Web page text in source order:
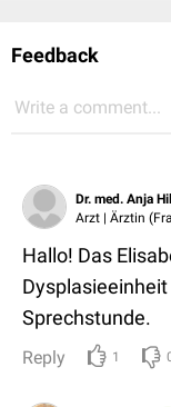
Feedback
Write a comment...
Dr. med. Anja
Arzt | Ärztin
Hallo! Das
Sprechstunde.
Reply 1